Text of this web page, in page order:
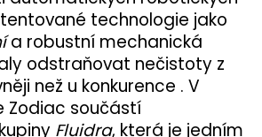
technologie jako
a robustní mechanická
odstraňovat nečistoty z
než u konkurence . V
Zodiac součástí
Fluidra, která je jedním